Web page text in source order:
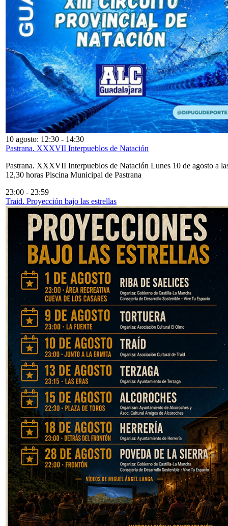
10 agosto: 12:30 - 14:30
Pastrana. XXXVII Interpueblos de Natación
Pastrana. XXXVII Interpueblos de Natación Lunes 10 de agosto a
12,30 horas Piscina Municipal de Pastrana
23:00 - 23:59
Traid. Proyección bajo las estrellas